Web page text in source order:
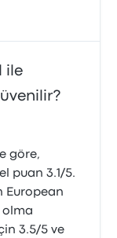
ile
göre,
puan 3.1/5.
European
olma
3.5/5 ve